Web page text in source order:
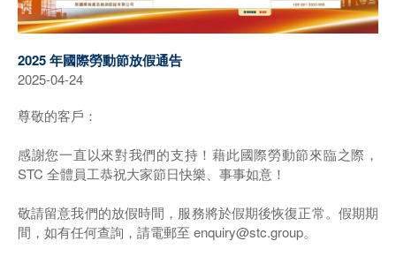
2025 年國際勞動節放假通告
2025-04-24
尊敬的客戶：
感謝您一直以來對我們的支持！藉此國際勞動節來臨之際，
STC 全體員工恭祝大家節日快樂、事事如意！
敬請留意我們的放假時間，服務將於假期後恢復正常。假期期
間，如有任何查詢，請電郵至 enquiry@stc.group。